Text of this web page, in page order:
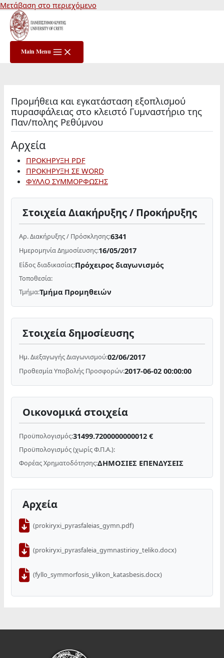
Μετάβαση στο περιεχόμενο
Main Menu
Προμήθεια και εγκατάσταση εξοπλισμού
πυρασφάλειας στο κλειστό Γυμναστήριο της
Παν/πολης Ρεθύμνου
Αρχεία
ΠΡΟΚΗΡΥΞΗ PDF
ΠΡΟΚΗΡΥΞΗ ΣΕ WORD
ΦΥΛΛΟ ΣΥΜΜΟΡΦΩΣΗΣ
Στοιχεία Διακήρυξης / Προκήρυξης
Αρ. Διακήρυξης / Πρόσκλησης:6341
Ημερομηνία Δημοσίευσης:16/05/2017
Είδος διαδικασίας:Πρόχειρος διαγωνισμός
Τοποθεσία:
Τμήμα:Τμήμα Προμηθειών
Στοιχεία δημοσίευσης
Ημ. Διεξαγωγής Διαγωνισμού:02/06/2017
Προθεσμία Υποβολής Προσφορών:2017-06-02 00:00:00
Οικονομικά στοιχεία
Προϋπολογισμός:31499.7200000000012 €
Προϋπολογισμός (χωρίς Φ.Π.Α.):
Φορέας Χρηματοδότησης:ΔΗΜΟΣΙΕΣ ΕΠΕΝΔΥΣΕΙΣ
Αρχεία
(prokiryxi_pyrasfaleias_gymn.pdf)
(prokiryxi_pyrasfaleia_gymnastirioy_teliko.docx)
(fyllo_symmorfosis_ylikon_katasbesis.docx)